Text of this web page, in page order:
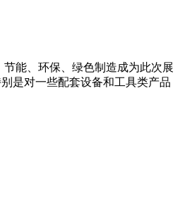
节能、环保、绿色制造成为此次展
是对一些配套设备和工具类产品